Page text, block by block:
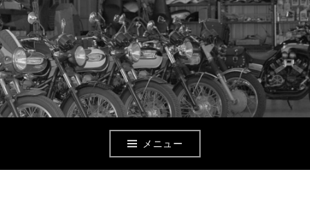
コ
ン
テ
ン
ツ
メニュー